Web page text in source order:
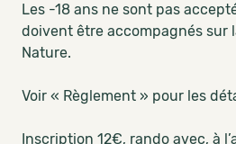
Les -18 ans ne sont pas
doivent être accompagnés sur
Nature.
Voir « Règlement » pour les
Inscription 12€, rando avec, à